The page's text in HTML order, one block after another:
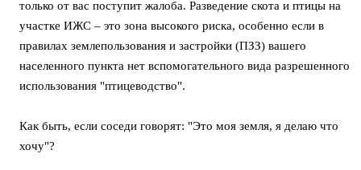
только от вас поступит жалоба. Разведение скота и птицы на
участке ИЖС – это зона высокого риска, особенно если в
правилах землепользования и застройки (ПЗЗ) вашего
населенного пункта нет вспомогательного вида разрешенного
использования "птицеводство".
Как быть, если соседи говорят: "Это моя земля, я делаю что
хочу"?